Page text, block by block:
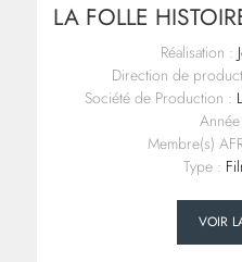
LA FOLLE
Réalisation :
Direction de
Société de Production :
Membre(s)
Type :
VOIR